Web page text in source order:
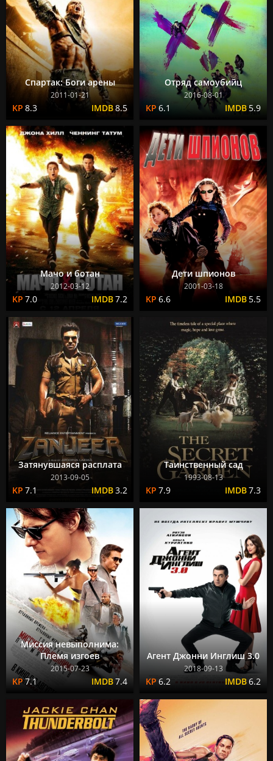
Спартак: Боги арены
2011-01-21
8.3 8.5
Отряд самоубийц
2016-08-01
6.1 5.9
Мачо и ботан
2012-03-12
7.0 7.2
Дети шпионов
2001-03-18
6.6 5.5
Затянувшаяся расплата
2013-09-05
7.1 3.2
Таинственный сад
1993-08-13
7.9 7.3
Миссия невыполнима:
Племя изгоев
2015-07-23
7.1 7.4
Агент Джонни Инглиш 3.0
2018-09-13
6.2 6.2